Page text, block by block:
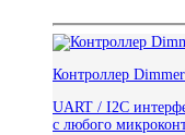
Контроллер
UART / I2C
с любого